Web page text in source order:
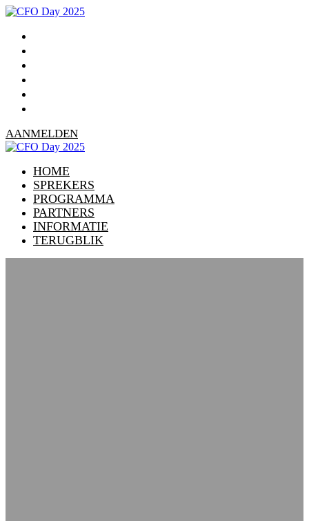
AANMELDEN
HOME
SPREKERS
PROGRAMMA
PARTNERS
INFORMATIE
TERUGBLIK